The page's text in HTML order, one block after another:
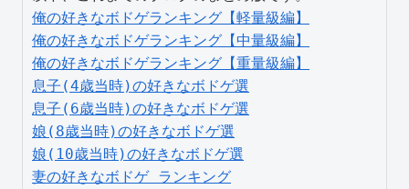
俺の好きなボドゲランキング【軽量級編】
俺の好きなボドゲランキング【中量級編】
俺の好きなボドゲランキング【重量級編】
息子(4歳当時)の好きなボドゲ選
息子(6歳当時)の好きなボドゲ選
娘(8歳当時)の好きなボドゲ選
娘(10歳当時)の好きなボドゲ選
妻の好きなボドゲ ランキング